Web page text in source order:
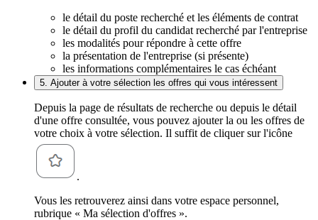
le détail du poste recherché et les éléments de contrat
le détail du profil du candidat recherché par l'entreprise
les modalités pour répondre à cette offre
la présentation de l'entreprise (si présente)
les informations complémentaires le cas échéant
5. Ajouter à votre sélection les offres qui vous intéressent
Depuis la page de résultats de recherche ou depuis le détail
d'une offre consultée, vous pouvez ajouter la ou les offres de
votre choix à votre sélection. Il suffit de cliquer sur l'icône
.
Vous les retrouverez ainsi dans votre espace personnel,
rubrique « Ma sélection d'offres ».